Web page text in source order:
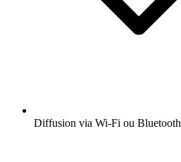
Diffusion via Wi-Fi ou Bluetooth